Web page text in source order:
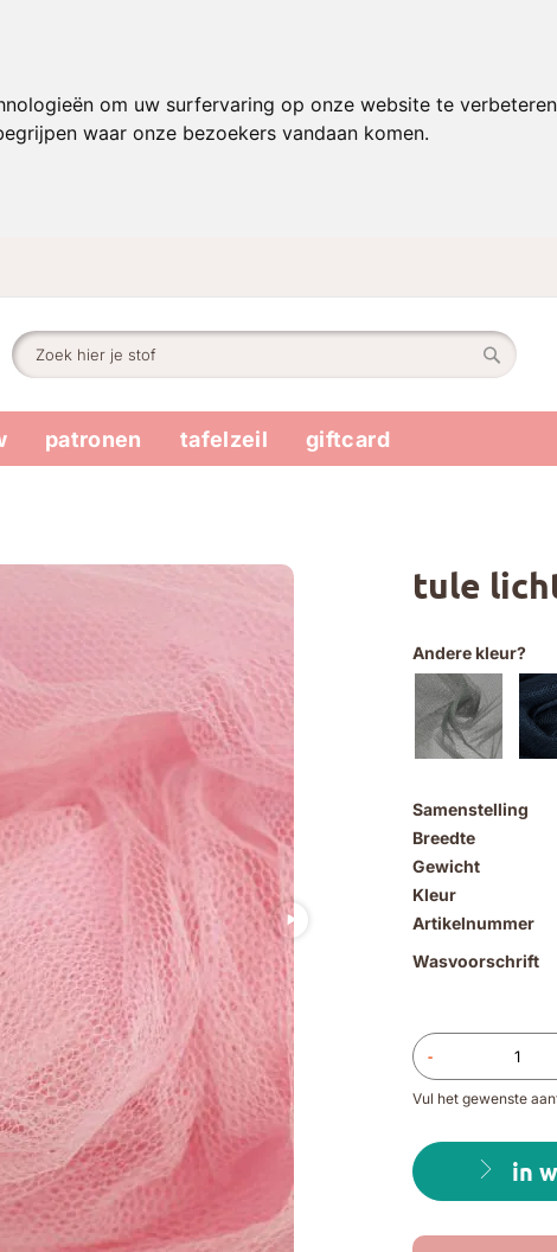
om uw surfervaring op onze website te
waar onze bezoekers vandaan komen.
Zoek
patronen tafelzeil giftcard
tule
Samenstelling
Breedte
Gewicht
Kleur
Artikelnummer
Wasvoorschrift
-
Vul het gewenste
in
Andere kleur?